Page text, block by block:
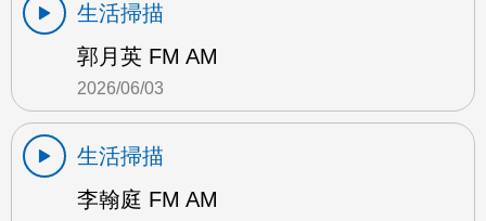
生活掃描
郭月英 FM AM
2026/06/03
生活掃描
李翰庭 FM AM